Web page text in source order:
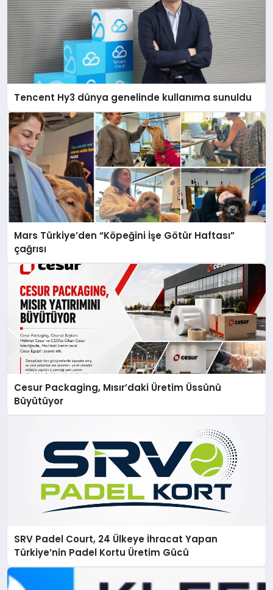
Tencent Hy3 dünya genelinde kullanıma sunuldu
Mars Türkiye’den “Köpeğini İşe Götür Haftası”
çağrısı
Cesur Packaging, Mısır’daki Üretim Üssünü
Büyütüyor
SRV Padel Court, 24 Ülkeye İhracat Yapan
Türkiye’nin Padel Kortu Üretim Gücü